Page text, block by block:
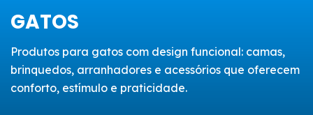
GATOS
Produtos para gatos com design funcional: camas,
brinquedos, arranhadores e acessórios que oferecem
conforto, estímulo e praticidade.